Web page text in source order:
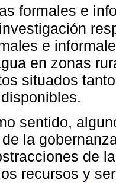
formales e
e
en zonas
situados
sentido,
la
de
recursos y